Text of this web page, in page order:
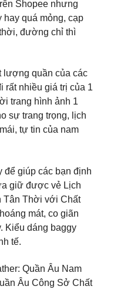
Shopee nhưng
hay quá mỏng, cạp
đường chỉ thì
lượng quần của các
rất nhiều giá trị của 1
trang hình ảnh 1
sự trang trọng, lịch
tự tin của nam
để giúp các bạn định
giữ được vẻ Lịch
Tân Thời với Chất
mát, co giãn
Kiểu dáng baggy
tế.
Quần Âu Nam
Âu Công Sở Chất